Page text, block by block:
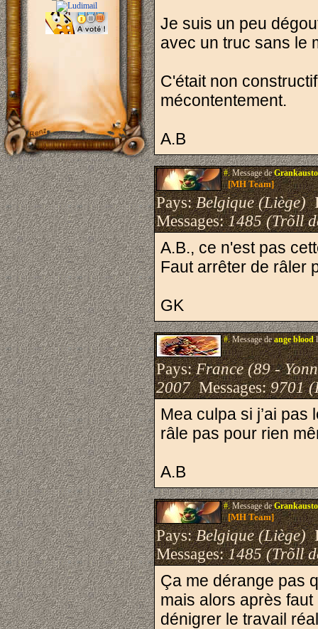
Je suis un peu
avec un truc sans le
C'était non
mécontentement.
A.B
#.Message deGrankausto
[MH Team]
Pays:Belgique (Liège)
Messages:1485 (Trõll
A.B., ce n'est pas
Faut arrêter de râler
GK
#.Message deange blood
Pays:France (89 -
2007Messages:9701
Mea culpa si j’ai
râle pas pour rien
A.B
#.Message deGrankausto
[MH Team]
Pays:Belgique (Liège)
Messages:1485 (Trõll
Ça me dérange pas
mais alors après
dénigrer le travail